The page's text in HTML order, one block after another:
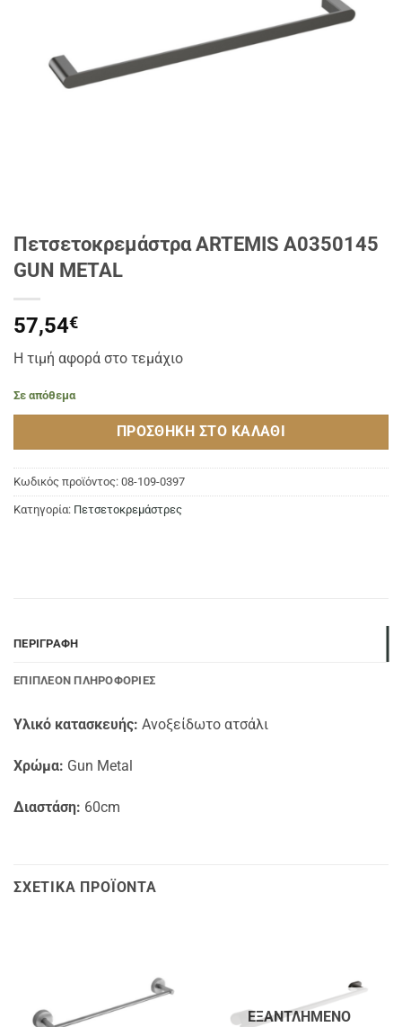
Πετσετοκρεμάστρα ARTEMIS A0350145
GUN METAL
57,54€
Η τιμή αφορά στο τεμάχιο
Σε απόθεμα
ΠΡΟΣΘΉΚΗ ΣΤΟ ΚΑΛΆΘΙ
Κωδικός προϊόντος: 08-109-0397
Κατηγορία: Πετσετοκρεμάστρες
ΠΕΡΙΓΡΑΦΉ
ΕΠΙΠΛΈΟΝ ΠΛΗΡΟΦΟΡΊΕΣ
Υλικό κατασκευής: Ανοξείδωτο ατσάλι
Χρώμα: Gun Metal
Διαστάση: 60cm
ΣΧΕΤΙΚΆ ΠΡΟΪΌΝΤΑ
ΕΞΑΝΤΛΗΜΈΝΟ